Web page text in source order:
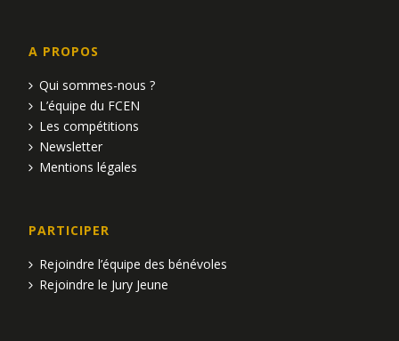
A PROPOS
Qui sommes-nous ?
L’équipe du FCEN
Les compétitions
Newsletter
Mentions légales
PARTICIPER
Rejoindre l’équipe des bénévoles
Rejoindre le Jury Jeune